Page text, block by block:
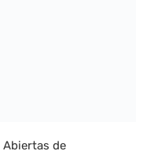
Abiertas de